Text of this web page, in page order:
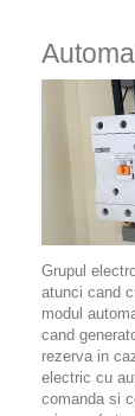
Grupul
atunci cand
modul
cand
rezerva in
electric cu
comanda si